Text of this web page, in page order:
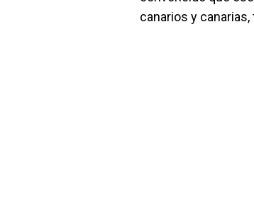
canarios y canarias,